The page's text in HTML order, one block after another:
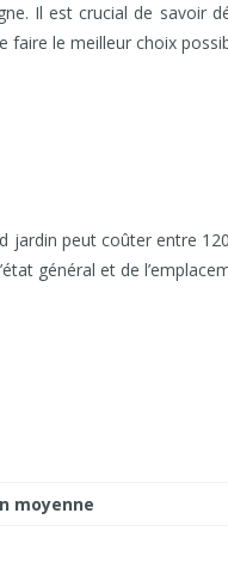
Il est crucial de savoir
faire le meilleur choix
jardin peut coûter entre
général et de
moyenne